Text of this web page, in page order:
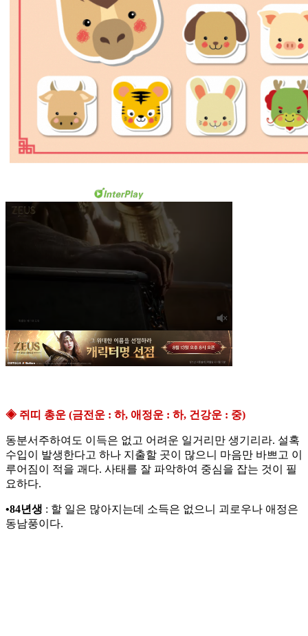
◈ 쥐띠 총운 (금전운 : 하, 애정운 : 하, 건강운 : 중)
동분서주하여도 이득은 없고 어려운 일거리만 생기리라. 설혹
수입이 발생한다고 하나 지출할 곳이 많으니 마음만 바쁘고 이
루어짐이 적을 괘다. 사태를 잘 파악하여 중심을 잡는 것이 필
요하다.
•84년생 : 할 일은 많아지는데 소득은 없으니 괴로우나 애정은
동남풍이다.